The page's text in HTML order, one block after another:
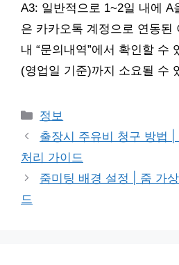
A3: 일반적으로 1~2일 내에 A
은 카카오톡 계정으로 연동된
내 “문의내역”에서 확인할 수
(영업일 기준)까지 소요될 수
카
테
리
정보
출장시 주유비 청구 방법
처리 가이드
줌미팅 배경 설정 | 줌 가
드